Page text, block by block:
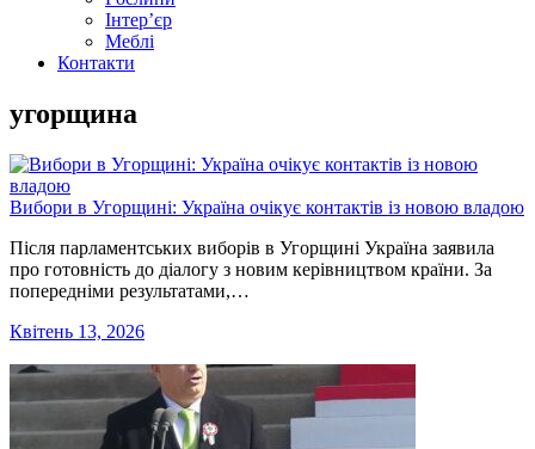
Інтер’єр
Меблі
Контакти
угорщина
Вибори в Угорщині: Україна очікує контактів із новою владою
Після парламентських виборів в Угорщині Україна заявила
про готовність до діалогу з новим керівництвом країни. За
попередніми результатами,…
Квітень 13, 2026